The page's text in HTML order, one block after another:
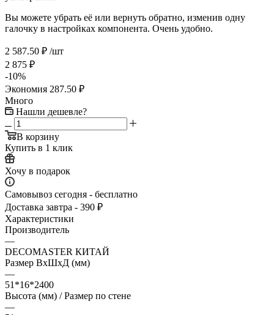
Вы можете убрать её или вернуть обратно, изменив одну
галочку в настройках компонента. Очень удобно.
2 587.50 ₽ /шт
2 875 ₽
-10%
Экономия 287.50 ₽
Много
Нашли дешевле?
В корзину
Купить в 1 клик
Хочу в подарок
Самовывоз сегодня - бесплатно
Доставка завтра - 390 ₽
Характеристики
Производитель
—
DECOMASTER КИТАЙ
Размер ВхШхД (мм)
—
51*16*2400
Высота (мм) / Размер по стене
—